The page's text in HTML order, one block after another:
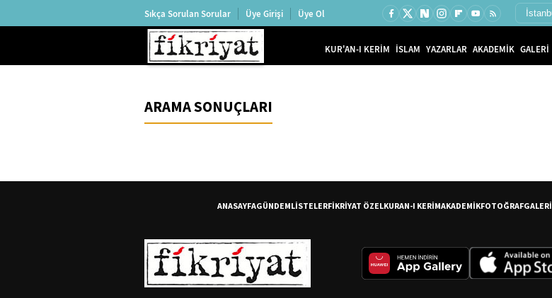
Sıkça Sorulan Sorular Üye Girişi Üye Ol
KUR'AN-I KERİM İSLAM YAZARLAR AKADEMİK GALERİ
ARAMA SONUÇLARI
ANASAYFAGÜNDEMLİSTELERFİKRİYAT ÖZELKURAN-I KERİMAKADEMİKFOTOĞRAFGALERİ